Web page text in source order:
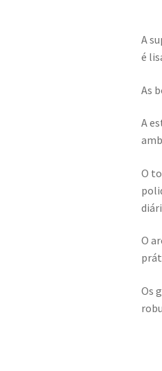
A
é
As
A
O
O
Os